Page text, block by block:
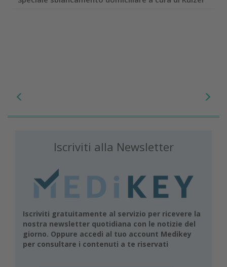
Iscriviti alla Newsletter
Iscriviti gratuitamente al servizio per ricevere la
nostra newsletter quotidiana con le notizie del
giorno. Oppure accedi al tuo account Medikey
per consultare i contenuti a te riservati